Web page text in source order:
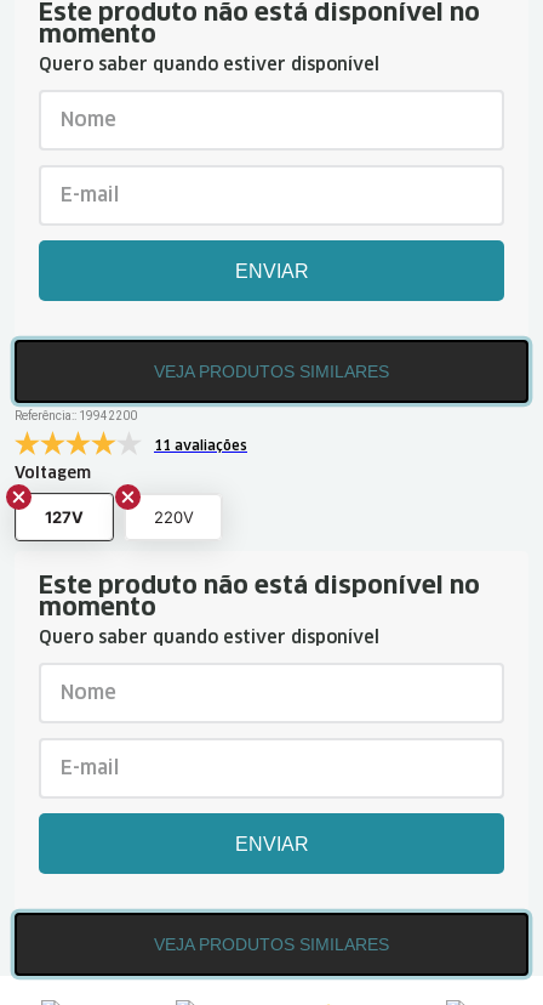
Este produto não está disponível no
momento
Quero saber quando estiver disponível
ENVIAR
VEJA PRODUTOS SIMILARES
Referência:: 19942200
11 avaliações
Voltagem
127V 220V
Este produto não está disponível no
momento
Quero saber quando estiver disponível
ENVIAR
VEJA PRODUTOS SIMILARES